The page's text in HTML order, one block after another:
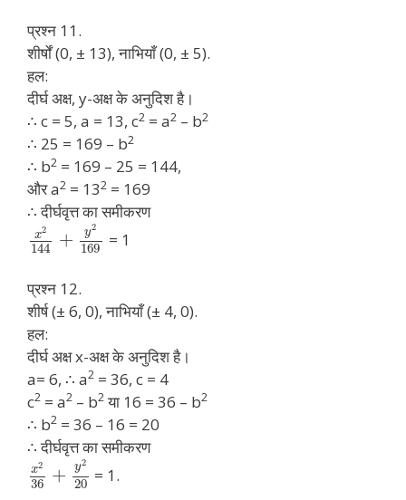
प्रश्न 11.
शीर्षों (0, ± 13), नाभियाँ (0, ± 5).
हल:
दीर्घ अक्ष, y-अक्ष के अनुदिश है।
∴ c = 5, a = 13, c2 = a2 – b2
∴ 25 = 169 – b2
∴ b2 = 169 – 25 = 144,
और a2 = 132 = 169
∴ दीर्घवृत्त का समीकरण
x2
144 + y2
169 = 1
प्रश्न 12.
शीर्ष (± 6, 0), नाभियाँ (± 4, 0).
हल:
दीर्घ अक्ष x-अक्ष के अनुदिश है।
a= 6, ∴ a2 = 36, c = 4
c2 = a2 – b2या 16 = 36 – b2
∴ b2 = 36 – 16 = 20
∴ दीर्घवृत्त का समीकरण
x2
36 + y2
20 = 1.